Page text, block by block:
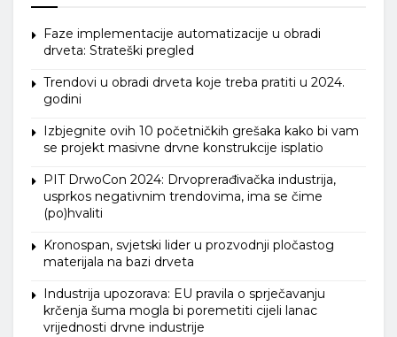
Faze implementacije automatizacije u obradi
drveta: Strateški pregled
Trendovi u obradi drveta koje treba pratiti u 2024.
godini
Izbjegnite ovih 10 početničkih grešaka kako bi vam
se projekt masivne drvne konstrukcije isplatio
PIT DrwoCon 2024: Drvoprerađivačka industrija,
usprkos negativnim trendovima, ima se čime
(po)hvaliti
Kronospan, svjetski lider u prozvodnji pločastog
materijala na bazi drveta
Industrija upozorava: EU pravila o sprječavanju
krčenja šuma mogla bi poremetiti cijeli lanac
vrijednosti drvne industrije